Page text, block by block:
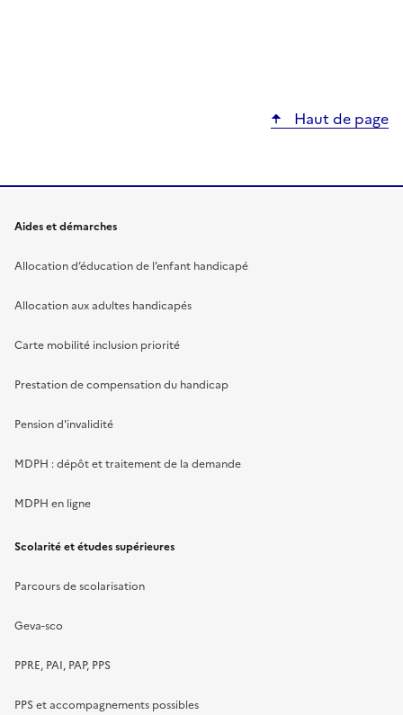
Haut de page
Aides et démarches
Allocation d’éducation de l’enfant handicapé
Allocation aux adultes handicapés
Carte mobilité inclusion priorité
Prestation de compensation du handicap
Pension d'invalidité
MDPH : dépôt et traitement de la demande
MDPH en ligne
Scolarité et études supérieures
Parcours de scolarisation
Geva-sco
PPRE, PAI, PAP, PPS
PPS et accompagnements possibles